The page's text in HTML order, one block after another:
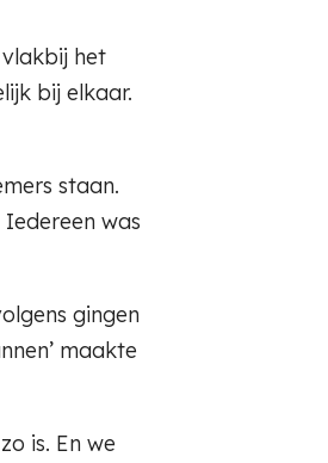
het
bij elkaar.
staan.
was
gingen
maakte
is. En we